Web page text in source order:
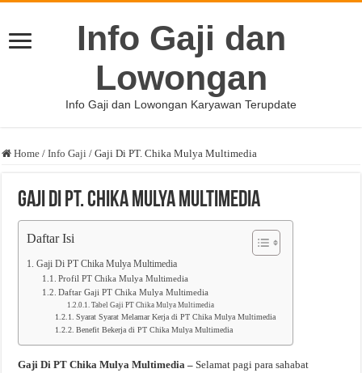
Info Gaji dan
Lowongan
Info Gaji dan Lowongan Karyawan Terupdate
Home / Info Gaji / Gaji Di PT. Chika Mulya Multimedia
Gaji Di PT. Chika Mulya Multimedia
Daftar Isi
Gaji Di PT Chika Mulya Multimedia
Profil PT Chika Mulya Multimedia
Daftar Gaji PT Chika Mulya Multimedia
Tabel Gaji PT Chika Mulya Multimedia
Syarat Syarat Melamar Kerja di PT Chika Mulya Multimedia
Benefit Bekerja di PT Chika Mulya Multimedia
Gaji Di PT Chika Mulya Multimedia –Selamat pagi para sahabat